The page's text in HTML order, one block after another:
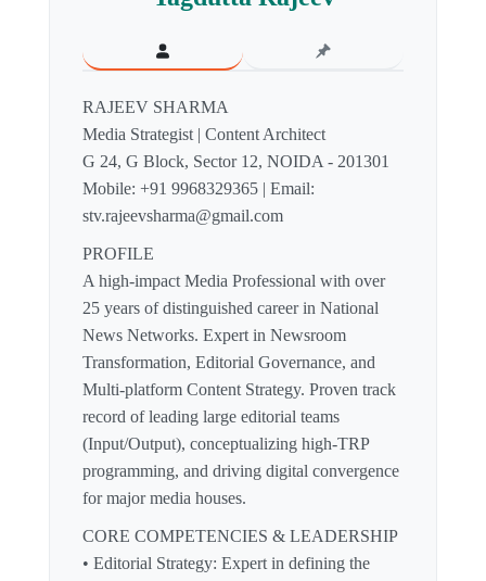
RAJEEV SHARMA
Media Strategist | Content Architect
G 24, G Block, Sector 12, NOIDA - 201301
Mobile: +91 9968329365 | Email:
stv.rajeevsharma@gmail.com
PROFILE
A high-impact Media Professional with over
25 years of distinguished career in National
News Networks. Expert in Newsroom
Transformation, Editorial Governance, and
Multi-platform Content Strategy. Proven track
record of leading large editorial teams
(Input/Output), conceptualizing high-TRP
programming, and driving digital convergence
for major media houses.
CORE COMPETENCIES & LEADERSHIP
• Editorial Strategy: Expert in defining the